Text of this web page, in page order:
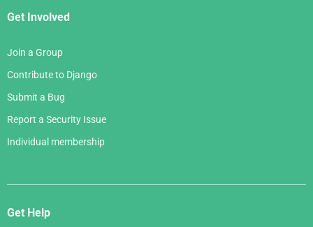
Get Involved
Join a Group
Contribute to Django
Submit a Bug
Report a Security Issue
Individual membership
Get Help